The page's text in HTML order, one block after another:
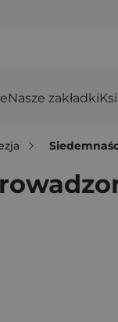
Nasze zakładki